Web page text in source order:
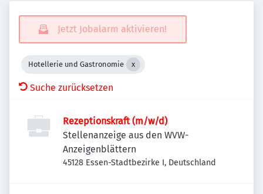
Jetzt Jobalarm aktivieren!
Hotellerie und Gastronomie
Suche zurücksetzen
Rezeptionskraft (m/w/d)
Stellenanzeige aus den WVW-
Anzeigenblättern
45128 Essen-Stadtbezirke I, Deutschland